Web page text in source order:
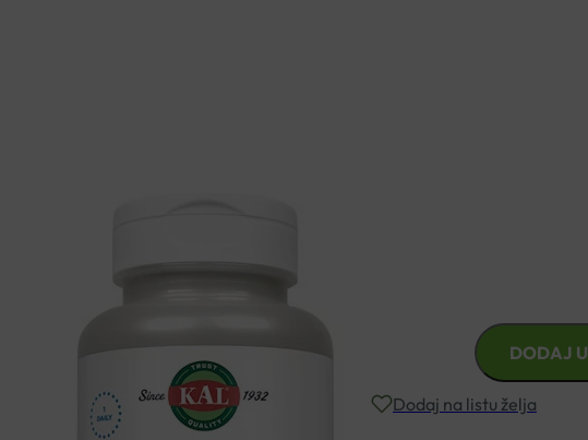
Jedinstvena kombinacija
omogućuju razgradnju
TABLETE
DODAJ
Dodaj na listu želja